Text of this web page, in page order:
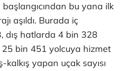
başlangıcından bu yana ilk
aşıldı. Burada iç
dış hatlarda 4 bin 328
bin 451 yolcuya hizmet
yapan uçak sayısı